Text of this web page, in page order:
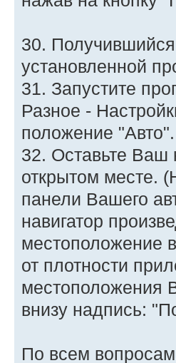
30.
установленной
31. Запустите
Разное -
положение
32. Оставьте Ваш
открытом месте.
панели Вашего
навигатор
местоположение
от плотности
местоположения
внизу надпись:
По всем